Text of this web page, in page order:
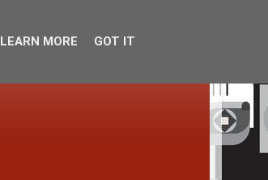
LEARN MORE GOT IT